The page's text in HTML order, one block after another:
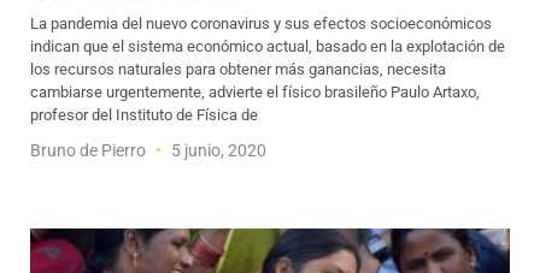
La pandemia del nuevo coronavirus y sus efectos socioeconómicos
indican que el sistema económico actual, basado en la explotación de
los recursos naturales para obtener más ganancias, necesita
cambiarse urgentemente, advierte el físico brasileño Paulo Artaxo,
profesor del Instituto de Física de
Bruno de Pierro 5 junio, 2020